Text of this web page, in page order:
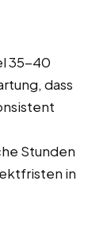
35-40
dass
Stunden
in